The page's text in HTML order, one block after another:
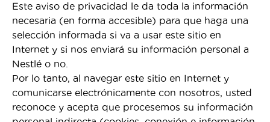
Este aviso de privacidad le da toda la información
necesaria (en forma accesible) para que haga una
selección informada si va a usar este sitio en
Internet y si nos enviará su información personal a
Nestlé o no.
Por lo tanto, al navegar este sitio en Internet y
comunicarse electrónicamente con nosotros, usted
reconoce y acepta que procesemos su información